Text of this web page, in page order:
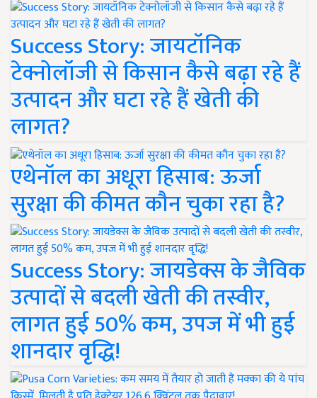
Success Story: जायटॉनिक
टेक्नोलॉजी से किसान कैसे बढ़ा रहे हैं
उत्पादन और घटा रहे हैं खेती की
लागत?
एथेनॉल का अधूरा हिसाब: ऊर्जा
सुरक्षा की कीमत कौन चुका रहा है?
Success Story: जायडेक्स के जैविक
उत्पादों से बदली खेती की तस्वीर,
लागत हुई 50% कम, उपज में भी हुई
शानदार वृद्धि!